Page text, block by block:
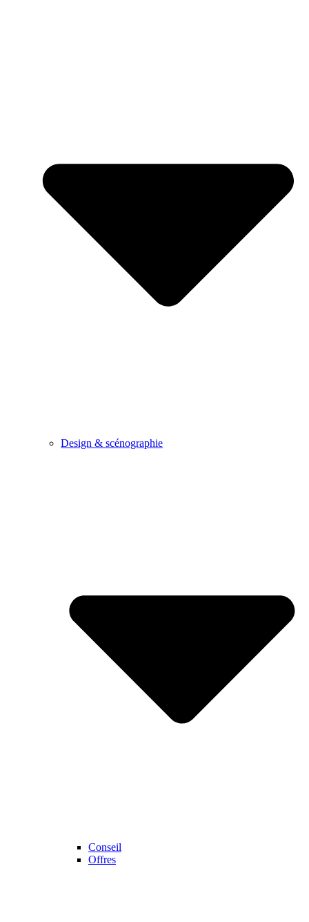
Design & scénographie
Conseil
Offres